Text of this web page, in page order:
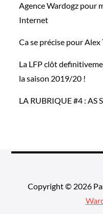
Agence Wardogz pour
Internet
Ca se précise pour Alex
La LFP clôt
la saison 2019/20 !
LA RUBRIQUE #4 : AS
Copyright © 2026